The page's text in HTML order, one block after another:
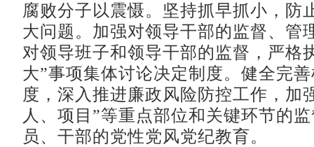
腐败分子以震慑。坚持抓早抓小，防
大问题。加强对领导干部的监督、管
对领导班子和领导干部的监督，严格
大”事项集体讨论决定制度。健全完
度，深入推进廉政风险防控工作，加
人、项目”等重点部位和关键环节的
员、干部的党性党风党纪教育。